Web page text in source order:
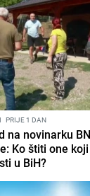
I PRIJE 1 DAN
na novinarku
Ko štiti one
u BiH?